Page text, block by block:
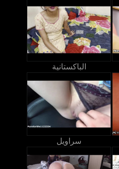
الباكستانية
سراويل